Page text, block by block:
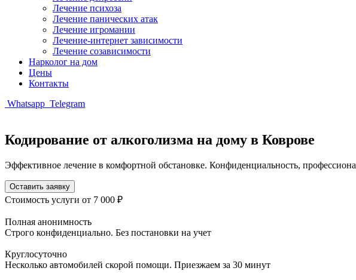
Лечение психоза
Лечение панических атак
Лечение игромании
Лечение-интернет зависимости
Лечение созависимости
Нарколог на дом
Цены
Контакты
Whatsapp Telegram
Кодирование от алкоголизма на дому в Коврове
Эффективное лечение в комфортной обстановке. Конфиденциальность,
Оставить заявку
Стоимость услуги от 7 000 ₽
Полная анонимность
Строго конфиденциально. Без постановки на учет
Круглосуточно
Несколько автомобилей скорой помощи. Приезжаем за 30 минут